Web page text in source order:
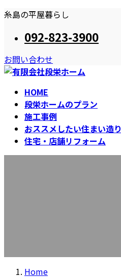
コ
ツ
へ
ナ
シ
ョ
糸島の平屋暮らし
092-823-3900
お問い合わせ
HOME
段栄ホームのプラン
施工事例
おススメしたい住まい造り
住宅・店舗リフォーム
Home